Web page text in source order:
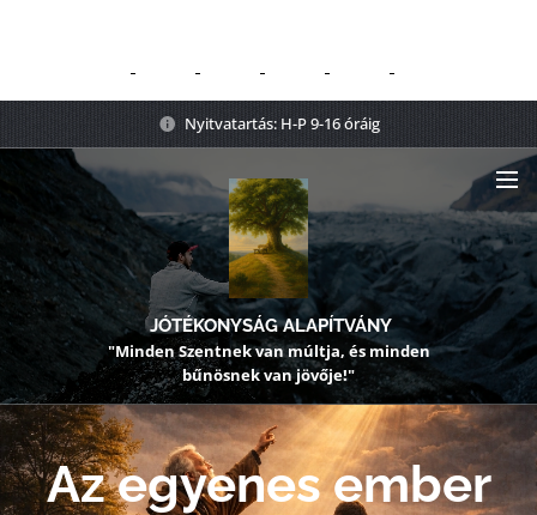
Nyitvatartás: H-P 9-16 óráig
JÓTÉKONYSÁG ALAPÍTVÁNY
"Minden Szentnek van múltja, és minden
bűnösnek van jövője!"
Az egyenes ember